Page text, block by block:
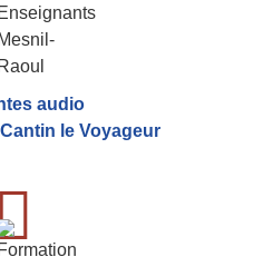
audio
le Voyageur